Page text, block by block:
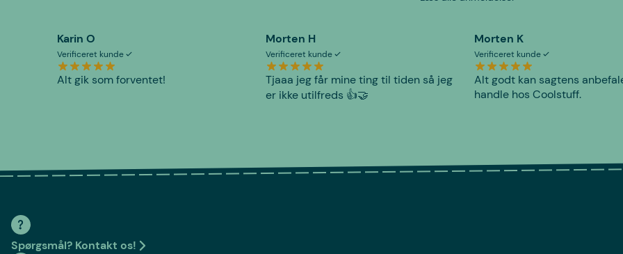
Karin O
Verificeret kunde
Alt gik som forventet!
Morten H
Verificeret kunde
Tjaaa jeg får mine ting til tiden så jeg
er ikke utilfreds 👍🤝
Morten K
Verificeret kunde
Alt godt kan sagtens
handle hos Coolstuff.
Spørgsmål? Kontakt os!